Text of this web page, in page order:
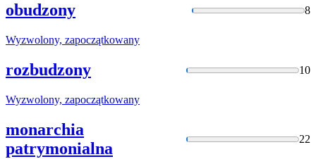
obudzony 8
Wyzwolony, zapoczątkowany
rozbudzony 10
Wyzwolony, zapoczątkowany
monarchia
patrymonialna
22